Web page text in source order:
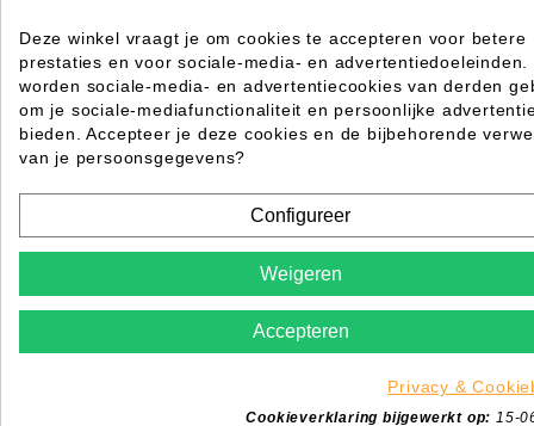
SIBLE kappersstoel Attractio BRUIN met vierkante voet
Rating forQuality
Please choose a rating for your review.
Enim quis fugiat consequat elit minim nisi eu
Deze winkel vraagt je om cookies te accepteren voor betere
prestaties en voor sociale-media- en advertentiedoeleinden.
worden sociale-media- en advertentiecookies van derden
om je sociale-mediafunctionaliteit en persoonlijke
bieden. Accepteer je deze cookies en de bijbehorende
van je persoonsgegevens?
Configureer
Weigeren
Accepteren
Privacy &
Cookieverklaring bijgewerkt op: 15-